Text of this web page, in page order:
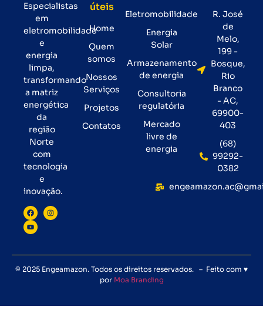
Especialistas
em
eletromobilidade
e
energia
limpa,
transformando
a matriz
energética
da
região
Norte
com
tecnologia
e
inovação.
úteis
Home
Quem
somos
Nossos
Serviços
Projetos
Contatos
Eletromobilidade
Energia
Solar
Armazenamento
de energia
Consultoria
regulatória
Mercado
livre de
energia
R. José
de
Melo,
199 -
Bosque,
Rio
Branco
- AC,
69900-
403
(68)
99292-
0382
© 2025 Engeamazon. Todos os direitos reservados. – Feito com ♥
por Moa Branding